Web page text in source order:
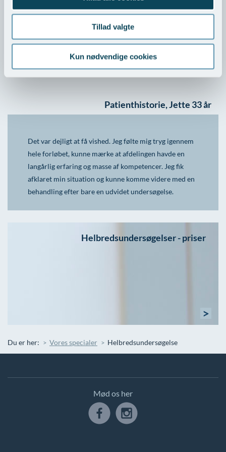
Tillad valgte
Kun nødvendige cookies
råder over erfarne læger inden for de fleste specialer. Hvis
behandling eller yderligere undersøgelser er nødvendige
efter helbredstjekket, kan visitering ske omgående. Både
udredning og behandling tilbydes uden ventetid.
Patienthistorie, Jette 33 år
Det var dejligt at få vished. Jeg følte mig tryg igennem
hele forløbet, kunne mærke at afdelingen havde en
langårlig erfaring og masse af kompetencer. Jeg fik
afklaret min situation og kunne komme videre med en
behandling efter bare en udvidet undersøgelse.
Helbredsundersøgelser - priser
>
Du er her: Vores specialer Helbredsundersøgelse
Mød os her